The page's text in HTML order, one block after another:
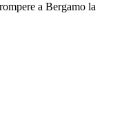
a Bergamo la